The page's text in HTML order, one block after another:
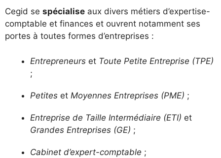
Cegid se spécialise aux divers métiers d’expertise-
comptable et finances et ouvrent notamment ses
portes à toutes formes d’entreprises :
Entrepreneurs et Toute Petite Entreprise (TPE)
;
Petites et Moyennes Entreprises (PME) ;
Entreprise de Taille Intermédiaire (ETI) et
Grandes Entreprises (GE) ;
Cabinet d’expert-comptable ;